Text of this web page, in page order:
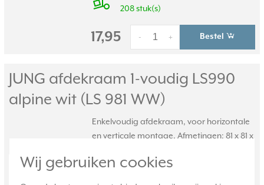
Wij gebruiken cookies
208 stuk(s)
17,95 +
- Bestel
JUNG afdekraam 1-voudig LS990
alpine wit (LS 981 WW)
Enkelvoudig afdekraam, voor horizontale
en verticale montage. Afmetingen: 81 x 81 x
krasvast en glanzend. Serie: LS 990,